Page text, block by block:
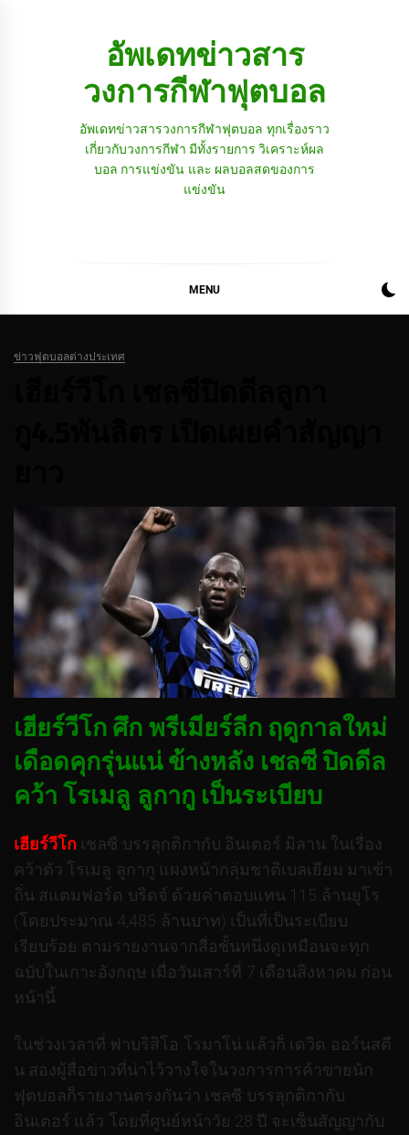
อัพเดทข่าวสาร
วงการกีฬาฟุตบอล
อัพเดทข่าวสารวงการกีฬาฟุตบอล ทุกเรื่องราว
เกี่ยวกับวงการกีฬา มีทั้งรายการ วิเคราะห์ผล
บอล การแข่งขัน และ ผลบอลสดของการ
แข่งขัน
MENU
ข่าวฟุตบอลต่างประเทศ
เฮียร์วีโก ศึก พรีเมียร์ลีก ฤดูกาลใหม่
เดือดคุกรุ่นแน่ ข้างหลัง เชลซี ปิดดีล
คว้า โรเมลู ลูกากู เป็นระเบียบ
เฮียร์วีโก เชลซี บรรลุกติกากับ อินเตอร์ มิลาน ในเรื่อง
คว้าตัว โรเมลู ลูกากู แผงหน้ากลุ่มชาติเบลเยียม มาเข้า
ถิ่น สแตมฟอร์ด บริดจ์ ด้วยค่าตอบแทน 115 ล้านยูโร
(โดยประมาณ 4,485 ล้านบาท) เป็นที่เป็นระเบียบ
เรียบร้อย ตามรายงานจากสื่อชั้นหนึ่งดูเหมือนจะทุก
ฉบับในเกาะอังกฤษ เมื่อวันเสาร์ที่ 7 เดือนสิงหาคม ก่อน
หน้านี้
ในช่วงเวลาที่ ฟาบริสิโอ โรมาโน่ แล้วก็ เดวิด ออร์นสตี
น สองผู้สื่อข่าวที่น่าไว้วางใจในวงการการค้าขายนัก
ฟุตบอลก็รายงานตรงกันว่า เชลซี บรรลุกติกากับ
อินเตอร์ แล้ว โดยที่ศูนย์หน้าวัย 28 ปี จะเซ็นสัญญากับ